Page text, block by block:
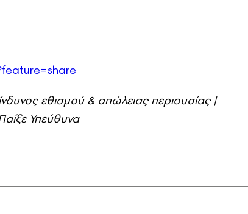
εθισμού & απώλειας περιουσίας |
Υπεύθυνα